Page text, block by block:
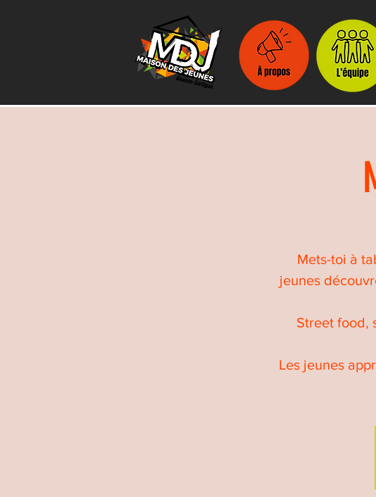
Mets-toi à
jeunes
Street food,
Les jeunes